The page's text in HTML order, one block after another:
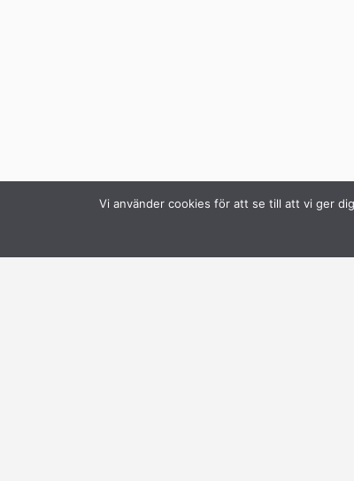
Vi använder cookies för att se till att vi ger